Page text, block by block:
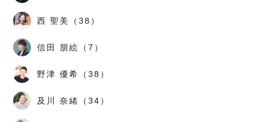
西 聖美（38）
信田 朋絵（7）
野津 優希（38）
及川 奈緒（34）